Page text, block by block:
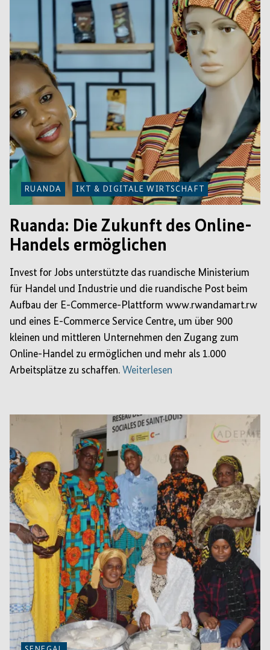
RUANDA IKT & DIGITALE WIRTSCHAFT
Ruanda: Die Zukunft des Online-
Handels ermöglichen
Invest for Jobs unterstützte das ruandische Ministerium
für Handel und Industrie und die ruandische Post beim
Aufbau der E-Commerce-Plattform www.rwandamart.rw
und eines E-Commerce Service Centre, um über 900
kleinen und mittleren Unternehmen den Zugang zum
Online-Handel zu ermöglichen und mehr als 1.000
Arbeitsplätze zu schaffen. Weiterlesen